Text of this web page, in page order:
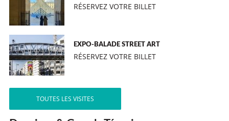
RÉSERVEZ VOTRE BILLET
EXPO-BALADE STREET ART
RÉSERVEZ VOTRE BILLET
TOUTES LES VISITES